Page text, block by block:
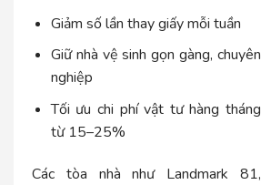
Giảm số lần thay giấy mỗi tuần
Giữ nhà vệ sinh gọn gàng, chuyên
nghiệp
Tối ưu chi phí vật tư hàng tháng
từ 15–25%
Các tòa nhà như Landmark 81,